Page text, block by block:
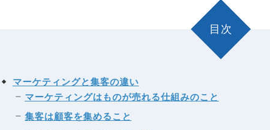
目次
マーケティングと集客の違い
マーケティングはものが売れる仕組みのこと
集客は顧客を集めること